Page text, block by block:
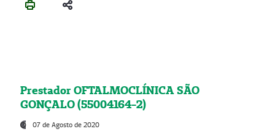
Prestador OFTALMOCLÍNICA SÃO
GONÇALO (55004164-2)
07 de Agosto de 2020